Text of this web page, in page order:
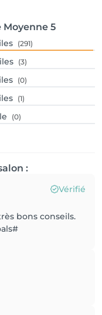
Moyenne 5
(291)
(3)
(0)
(1)
(0)
:
Vérifié
bons conseils.